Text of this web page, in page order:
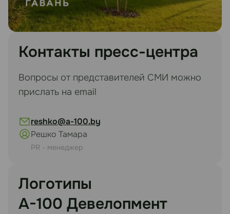
Контакты пресс-центра
Вопросы от представителей СМИ можно
прислать на email
reshko@a-100.by
Решко Тамара
PR - менеджер
Логотипы
А-100 Девелопмент